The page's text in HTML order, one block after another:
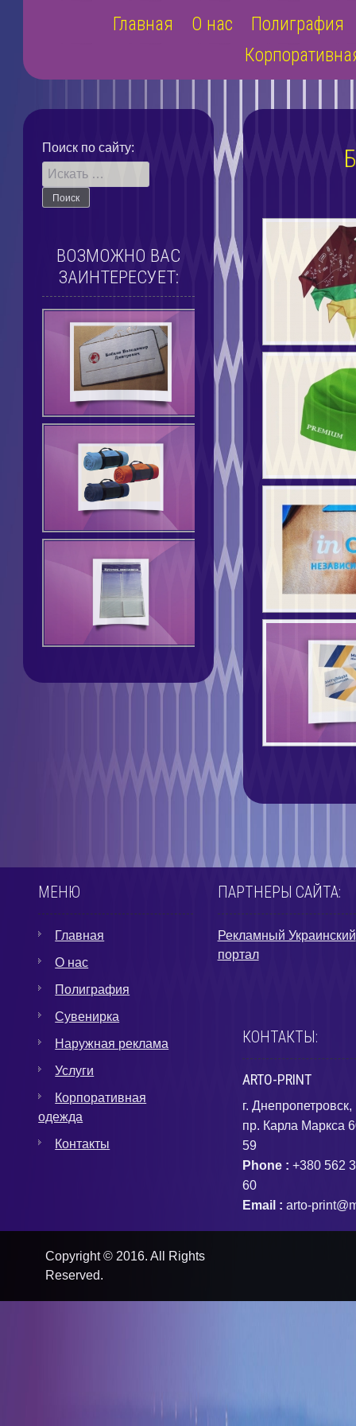
Главная О нас
Полиграфия
Поиск по сайту:
ВОЗМОЖНО ВАС
ЗАИНТЕРЕСУЕТ:
МЕНЮ
Главная
О нас
Полиграфия
Сувенирка
Наружная реклама
Услуги
Корпоративная
одежда
Контакты
ПАРТНЕРЫ САЙТА:
Рекламный Украинский
портал
КОНТАКТЫ:
ARTO-PRINT
г. Днепропетровск,
пр. Карла Маркса
59
Phone : +380 562
60
Email : arto-
Copyright © 2016. All Rights
Reserved.